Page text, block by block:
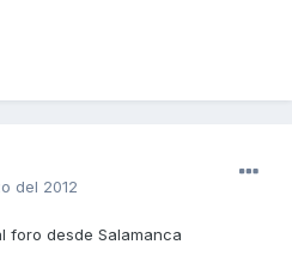
del 2012
foro desde Salamanca